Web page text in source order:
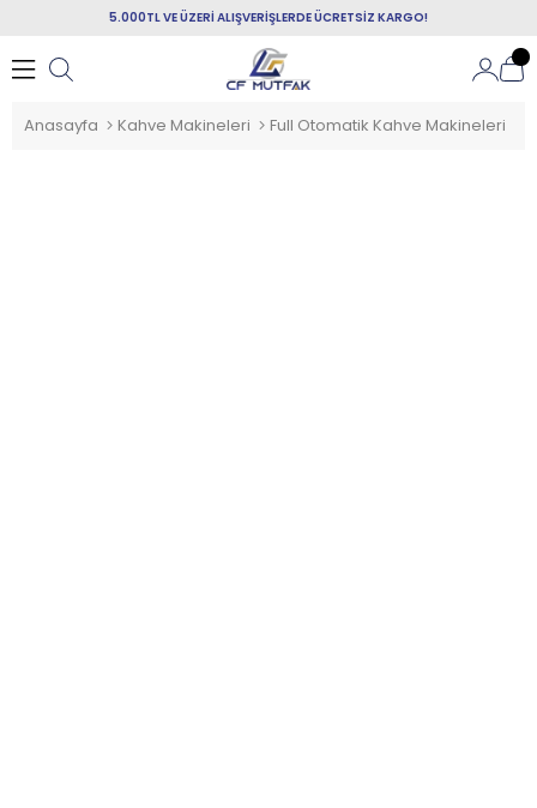
5.000TL VE ÜZERİ ALIŞVERİŞLERDE ÜCRETSİZ KARGO!
Anasayfa Kahve Makineleri Full Otomatik Kahve Makineleri